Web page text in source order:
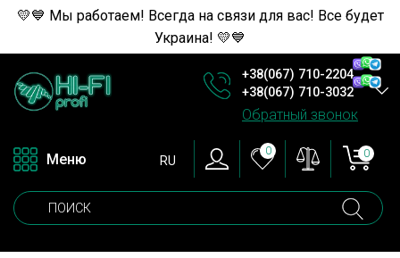
💛💙 Мы работаем! Всегда на связи для вас! Все будет
Украина! 💛💙
+38(067) 710-2204
+38(067) 710-3032
Обратный звонок
Меню RU
0 0